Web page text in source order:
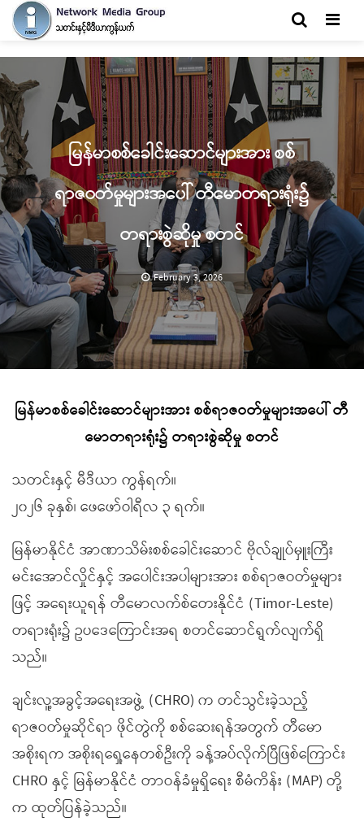
မြန်မာစစ်ခေါင်းဆောင်များအား စစ်
ရာဇဝတ်မှုများအပေါ် တီမောတရားရုံး၌
တရားစွဲဆိုမှု စတင်
February 3, 2026
မြန်မာစစ်ခေါင်းဆောင်များအား စစ်ရာဇဝတ်မှုများအပေါ် တီ
မောတရားရုံး၌ တရားစွဲဆိုမှု စတင်
သတင်းနှင့် မီဒီယာ ကွန်ရက်။
၂၀၂၆ ခုနှစ်၊ ဖေဖော်ဝါရီလ ၃ ရက်။
မြန်မာနိုင်ငံ အာဏာသိမ်းစစ်ခေါင်းဆောင် ဗိုလ်ချုပ်မှူးကြီး
မင်းအောင်လှိုင်နှင့် အပေါင်းအပါများအား စစ်ရာဇဝတ်မှုများ
ဖြင့် အရေးယူရန် တီမောလက်စ်တေးနိုင်ငံ (Timor-Leste)
တရားရုံး၌ ဥပဒေကြောင်းအရ စတင်ဆောင်ရွက်လျက်ရှိ
သည်။
ချင်းလူ့အခွင့်အရေးအဖွဲ့ (CHRO) က တင်သွင်းခဲ့သည့်
ရာဇဝတ်မှုဆိုင်ရာ ဖိုင်တွဲကို စစ်ဆေးရန်အတွက် တီမော
အစိုးရက အစိုးရရှေ့နေတစ်ဦးကို ခန့်အပ်လိုက်ပြီဖြစ်ကြောင်း
CHRO နှင့် မြန်မာနိုင်ငံ တာဝန်ခံမှုရှိရေး စီမံကိန်း (MAP) တို့
က ထုတ်ပြန်ခဲ့သည်။